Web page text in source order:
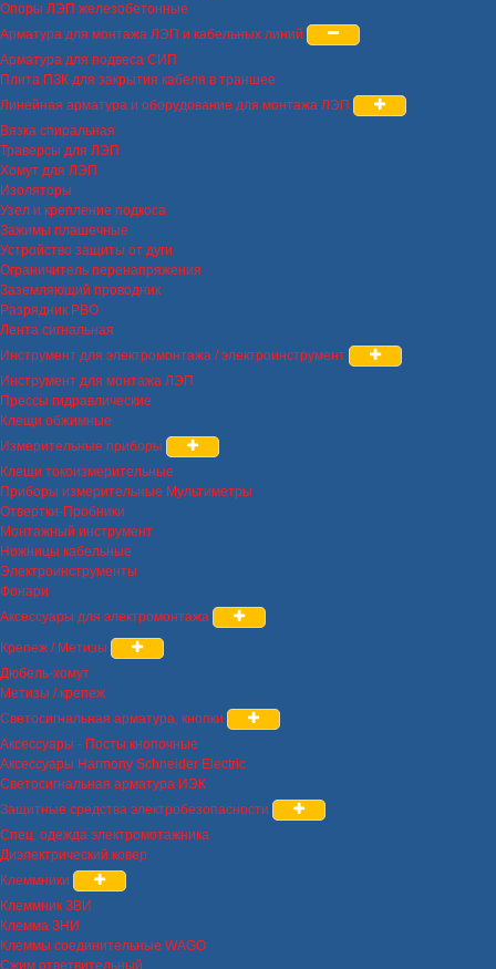
Опоры ЛЭП железобетонные
Арматура для монтажа ЛЭП и кабельных линий
Арматура для подвеса СИП
Плита ПЗК для закрытия кабеля в траншее
Линейная арматура и оборудование для монтажа ЛЭП
Вязка спиральная
Траверсы для ЛЭП
Хомут для ЛЭП
Изоляторы
Узел и крепление подкоса
Зажимы плашечные
Устройство защиты от дуги
Ограничитель перенапряжения
Заземляющий проводник
Разрядник РВО
Лента сигнальная
Инструмент для электромонтажа / электроинструмент
Инструмент для монтажа ЛЭП
Прессы гидравлические
Клещи обжимные
Измерительные приборы
Клещи токоизмерительные
Приборы измерительные Мультиметры
Отвертки-Пробники
Монтажный инструмент
Ножницы кабельные
Электроинструменты
Фонари
Аксессуары для электромонтажа
Крепеж / Метизы
Дюбель-хомут
Метизы / крепеж
Светосигнальная арматура, кнопки
Аксессуары - Посты кнопочные
Аксессуары Harmony Schneider Electric
Светосигнальная арматура ИЭК
Защитные средства электробезопасности
Спец. одежда электромотажника
Диэлектрический ковер
Клеммники
Клеммник ЗВИ
Клемма ЗНИ
Клеммы соединительные WAGO